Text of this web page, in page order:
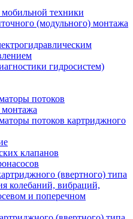
мобильной техники
(модульного) монтажа
гидросистем)
потоков
монтажа
потоков картриджного
клапанов
(ввертного) типа
колебаний, вибраций,
и поперечном